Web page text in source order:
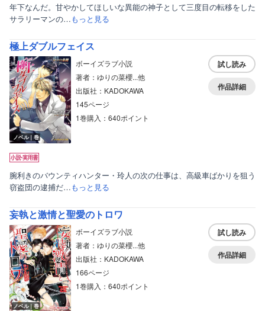
年下なんだ。甘やかしてほしいな異能の神子として三度目の転移をした
サラリーマンの…もっと見る
極上ダブルフェイス
ノベル｜巻
ボーイズラブ小説
著者：ゆりの菜櫻...他
出版社：KADOKAWA
145ページ
1巻購入：640ポイント
試し読み
作品詳細
腕利きのバウンティハンター・玲人の次の仕事は、高級車ばかりを狙う
窃盗団の逮捕だ…もっと見る
妄執と激情と聖愛のトロワ
ノベル｜巻
ボーイズラブ小説
著者：ゆりの菜櫻...他
出版社：KADOKAWA
166ページ
1巻購入：640ポイント
試し読み
作品詳細